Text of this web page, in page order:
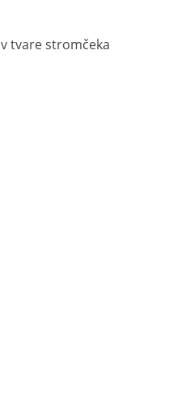
tvare stromčeka